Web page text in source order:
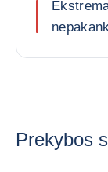
Prekybos